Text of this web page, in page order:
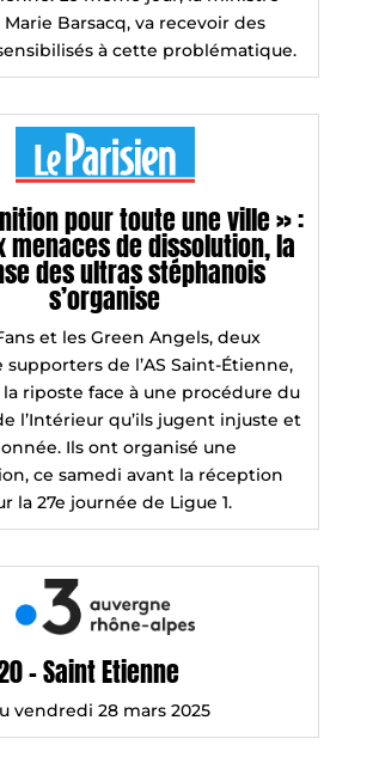
Barsacq, va recevoir des
à cette problématique.
pour toute une ville » :
menaces de dissolution, la
des ultras stéphanois
s’organise
et les Green Angels, deux
de l’AS Saint-Étienne,
riposte face à une procédure du
l’Intérieur qu’ils jugent injuste et
Ils ont organisé une
ce samedi avant la réception
la 27e journée de Ligue 1.
- Saint Etienne
vendredi 28 mars 2025